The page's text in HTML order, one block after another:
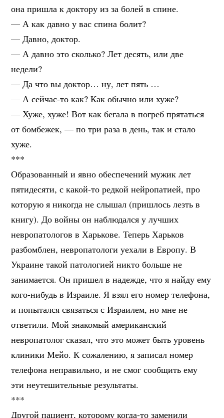
она пришла к доктору из за болей в спине.
— А как давно у вас спина болит?
— Давно, доктор.
— А давно это сколько? Лет десять, или две
недели?
— Да что вы доктор… ну, лет пять …
— А сейчас-то как? Как обычно или хуже?
— Хуже, хуже! Вот как бегала в погреб прятаться
от бомбежек, — по три раза в день, так и стало
хуже.
***
Образованный и явно обеспечений мужик лет
пятидесяти, с какой-то редкой нейропатией, про
которую я никогда не слышал (пришлось лезть в
книгу). До войны он наблюдался у лучших
невропатологов в Харькове. Теперь Харьков
разбомблен, невропатологи уехали в Европу. В
Украине такой патологией никто больше не
занимается. Он пришел в надежде, что я найду ему
кого-нибудь в Израиле. Я взял его номер телефона,
и попытался связаться с Израилем, но мне не
ответили. Мой знакомый американский
невропатолог сказал, что это может быть уровень
клиники Мейо. К сожалению, я записал номер
телефона неправильно, и не смог сообщить ему
эти неутешительные результаты.
***
Другой пациент, которому когда-то заменили